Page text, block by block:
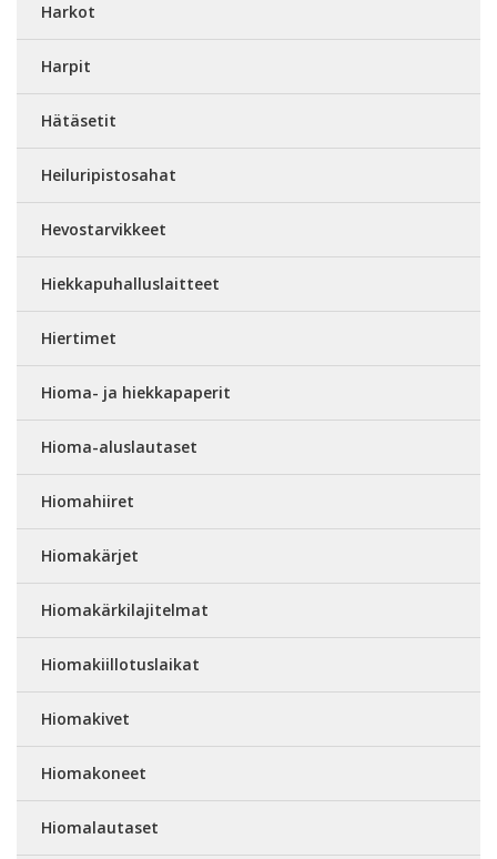
Harkot
Harpit
Hätäsetit
Heiluripistosahat
Hevostarvikkeet
Hiekkapuhalluslaitteet
Hiertimet
Hioma- ja hiekkapaperit
Hioma-aluslautaset
Hiomahiiret
Hiomakärjet
Hiomakärkilajitelmat
Hiomakiillotuslaikat
Hiomakivet
Hiomakoneet
Hiomalautaset